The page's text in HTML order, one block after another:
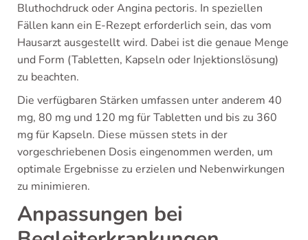
Bluthochdruck oder Angina pectoris. In speziellen
Fällen kann ein E-Rezept erforderlich sein, das vom
Hausarzt ausgestellt wird. Dabei ist die genaue Menge
und Form (Tabletten, Kapseln oder Injektionslösung)
zu beachten.
Die verfügbaren Stärken umfassen unter anderem 40
mg, 80 mg und 120 mg für Tabletten und bis zu 360
mg für Kapseln. Diese müssen stets in der
vorgeschriebenen Dosis eingenommen werden, um
optimale Ergebnisse zu erzielen und Nebenwirkungen
zu minimieren.
Anpassungen bei